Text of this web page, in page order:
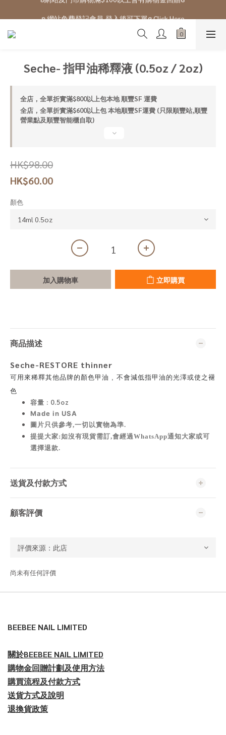
ʚ 網站免費登記會員,登入後可下單ɞ Click Here
Seche- 指甲油稀釋液 (0.5oz / 2oz)
全店，全單折實滿$800以上包本地 順豐SF 運費
全店，全單折實滿$600以上包 本地順豐SF運費 (只限順豐站,順豐
營業點及順豐智能櫃自取)
HK$98.00
HK$60.00
顏色
加入購物車 立即購買
商品描述
Seche-RESTORE thinner
可用來稀釋其他品牌的顏色甲油 , 不會減低指甲油的光澤或使之褪
色
容量 : 0.5oz
Made in USA
圖片只供參考,一切以實物為準.
提提大家:如沒有現貨需訂,會經過WhatsApp通知大家或可
選擇退款.
送貨及付款方式
顧客評價
尚未有任何評價
BEEBEE NAIL LIMITED
關於BEEBEE NAIL LIMITED
購物金回贈計劃及使用方法
購買流程及付款方式
送貨方式及說明
退換貨政策